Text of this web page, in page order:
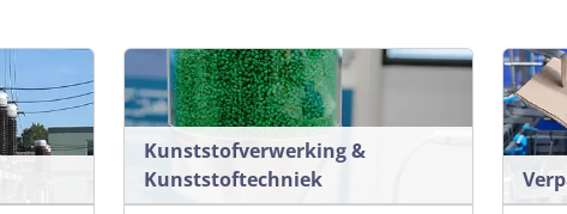
Kunststofverwerking &
Kunststoftechniek